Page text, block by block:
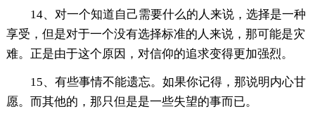
14、对一个知道自己需要什么的人来说，选择是一种
享受，但是对于一个没有选择标准的人来说，那可能是灾
难。正是由于这个原因，对信仰的追求变得更加强烈。
15、有些事情不能遗忘。如果你记得，那说明内心甘
愿。而其他的，那只但是是一些失望的事而已。